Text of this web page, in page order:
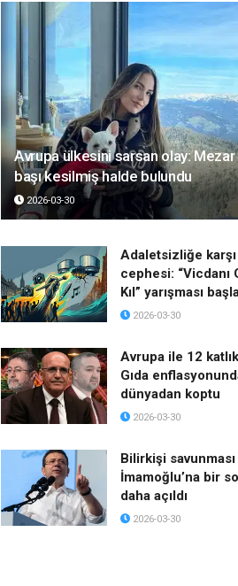
Avrupa ülkesini sarsan olay: Mezar
başı kesilmiş halde bulundu
2026-03-30
Adaletsizliğe
cephesi: “Vicdanı
Kıl” yarışması
2026-03-30
Avrupa ile 12
Gıda
dünyadan koptu
2026-03-30
Bilirkişi
İmamoğlu’na bir
daha açıldı
2026-03-30